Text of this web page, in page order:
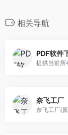
相关导航
PDF软件
提供当前所
奈飞工厂